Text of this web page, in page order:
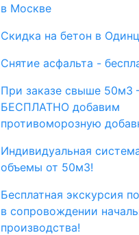
в Москве
Скидка на бетон в
Снятие асфальта -
При заказе свыше
БЕСПЛАТНО добавим
противоморозную
Индивидуальная
объемы от 50м3!
Бесплатная экскурсия
в сопровождении
производства!